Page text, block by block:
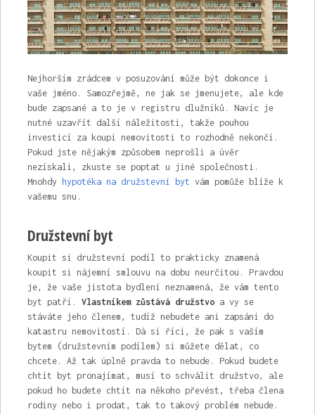
Nejhorším zrádcem v posuzování může být dokonce i
vaše jméno. Samozřejmě, ne jak se jmenujete, ale kde
bude zapsané a to je v registru dlužníků. Navíc je
nutné uzavřít další náležitosti, takže pouhou
investicí za koupi nemovitosti to rozhodně nekončí.
Pokud jste nějakým způsobem neprošli a úvěr
nezískali, zkuste se poptat u jiné společnosti.
Mnohdy
hypotéka na družstevní byt vám pomůže blíže k
vašemu snu.
Družstevní byt
Koupit si družstevní podíl to prakticky znamená
koupit si nájemní smlouvu na dobu neurčitou. Pravdou
je, že vaše jistota bydlení neznamená, že vám tento
byt patří. Vlastníkem zůstává družstvoa vy se
stáváte jeho členem, tudíž nebudete ani zapsáni do
katastru nemovitostí. Dá si říci, že pak s vaším
bytem (družstevním podílem) si můžete dělat, co
chcete. Až tak úplně pravda to nebude. Pokud budete
chtít byt pronajímat, musí to schválit družstvo, ale
pokud ho budete chtít na někoho převést, třeba člena
rodiny nebo i prodat, tak to takový problém nebude.